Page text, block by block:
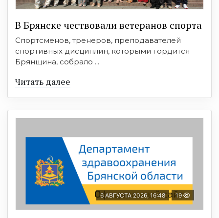
В Брянске чествовали ветеранов спорта
Спортсменов, тренеров, преподавателей
спортивных дисциплин, которыми гордится
Брянщина, собрало ...
Читать далее
6 АВГУСТА 2026, 16:48 19